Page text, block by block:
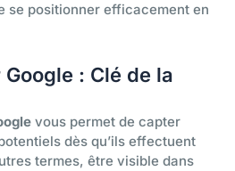
se positionner efficacement en
: Clé de la
vous permet de capter
dès qu’ils effectuent
termes, être visible dans